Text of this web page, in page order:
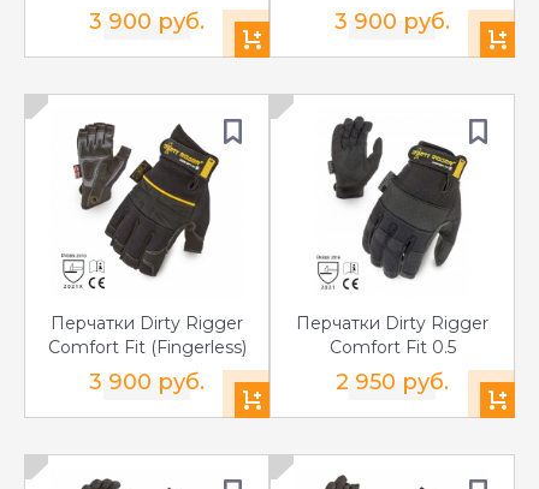
3 900 руб. 3 900 руб.
Перчатки Dirty Rigger
Comfort Fit (Fingerless)
3 900 руб.
Перчатки Dirty Rigger
Comfort Fit 0.5
2 950 руб.